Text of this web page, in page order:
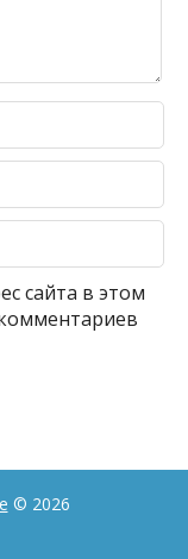
сайта в этом
© 2026